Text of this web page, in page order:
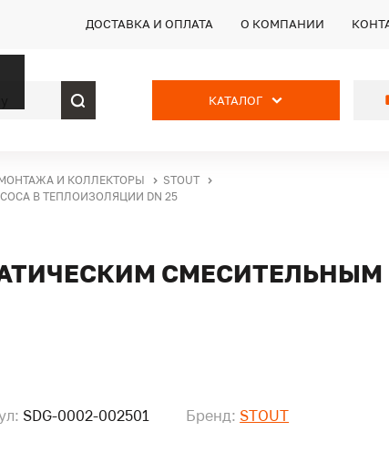
ДОСТАВКА И ОПЛАТА О КОМПАНИИ
КАТАЛОГ
И КОЛЛЕКТОРЫ
STOUT
В ТЕПЛОИЗОЛЯЦИИ DN 25
SDG-0002-002501 Бренд: STOUT